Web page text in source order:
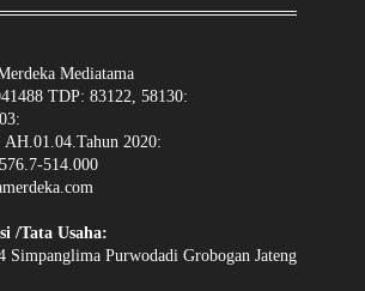
Mediatama
TDP: 83122, 58130:
2020:
514.000
/Tata Usaha:
Purwodadi Grobogan Jateng